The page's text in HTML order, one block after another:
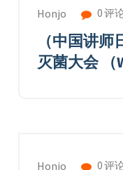
Honjo 0 评
（中国讲
灭菌大会 （
Honjo 0 评